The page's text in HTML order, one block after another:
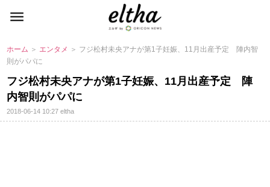
ホーム ＞ エンタメ ＞ フジ松村未央アナが第1子妊娠、11月出産予定 陣内智
則がパパに
フジ松村未央アナが第1子妊娠、11月出産予定 陣
内智則がパパに
2018-06-14 10:27eltha